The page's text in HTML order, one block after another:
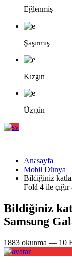
Eğlenmiş
Şaşırmış
Kızgın
Üzgün
Anasayfa
Mobil Dünya
Bildiğiniz
Fold 4 ile çığır
Bildiğiniz
Samsung
1883